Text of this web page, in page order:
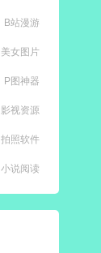
B站漫游
美女图片
P图神器
影视资源
拍照软件
小说阅读